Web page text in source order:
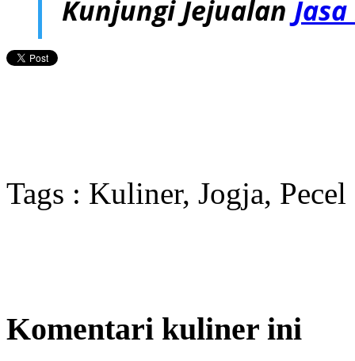
Kunjungi Jejualan
Tags : Kuliner, Jogja, Pecel
Komentari kuliner ini